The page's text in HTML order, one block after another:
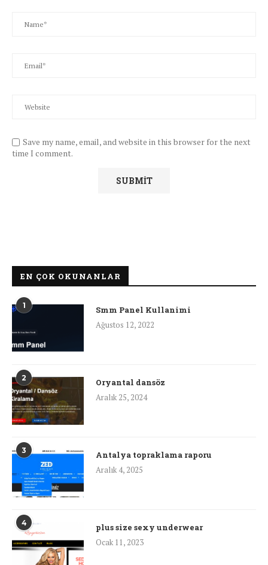
Save my name, email, and website in this browser for the next
time I comment.
EN ÇOK OKUNANLAR
1
Smm Panel Kullanimi
Ağustos 12, 2022
2
Oryantal dansöz
Aralık 25, 2024
3
Antalya topraklama raporu
Aralık 4, 2025
4
plus size sexy underwear
Ocak 11, 2023